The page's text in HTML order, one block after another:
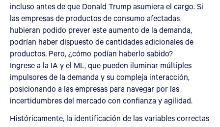
incluso antes de que Donald Trump asumiera el cargo. Si
las empresas de productos de consumo afectadas
hubieran podido prever este aumento de la demanda,
podrían haber dispuesto de cantidades adicionales de
productos. Pero, ¿cómo podían haberlo sabido?
Ingrese a la IA y el ML, que pueden iluminar múltiples
impulsores de la demanda y su compleja interacción,
posicionando a las empresas para navegar por las
incertidumbres del mercado con confianza y agilidad.
Históricamente, la identificación de las variables correctas